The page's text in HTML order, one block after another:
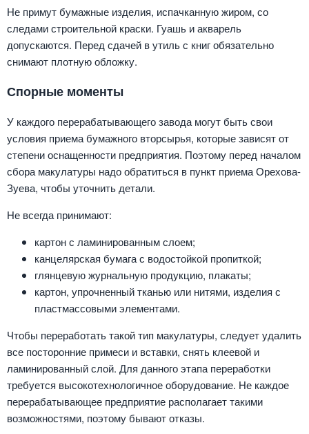
Не примут бумажные изделия, испачканную жиром, со
следами строительной краски. Гуашь и акварель
допускаются. Перед сдачей в утиль с книг обязательно
снимают плотную обложку.
Спорные моменты
У каждого перерабатывающего завода могут быть свои
условия приема бумажного вторсырья, которые зависят от
степени оснащенности предприятия. Поэтому перед началом
сбора макулатуры надо обратиться в пункт приема Орехова-
Зуева, чтобы уточнить детали.
Не всегда принимают:
картон с ламинированным слоем;
канцелярская бумага с водостойкой пропиткой;
глянцевую журнальную продукцию, плакаты;
картон, упрочненный тканью или нитями, изделия с
пластмассовыми элементами.
Чтобы переработать такой тип макулатуры, следует удалить
все посторонние примеси и вставки, снять клеевой и
ламинированный слой. Для данного этапа переработки
требуется высокотехнологичное оборудование. Не каждое
перерабатывающее предприятие располагает такими
возможностями, поэтому бывают отказы.